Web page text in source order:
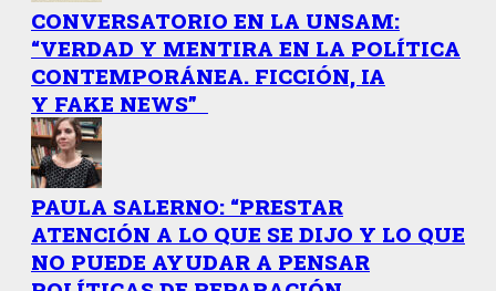
CONVERSATORIO EN LA UNSAM:
“VERDAD Y MENTIRA EN LA POLÍTICA
CONTEMPORÁNEA. FICCIÓN, IA
Y FAKE NEWS”
PAULA SALERNO: “PRESTAR
ATENCIÓN A LO QUE SE DIJO Y LO QUE
NO PUEDE AYUDAR A PENSAR